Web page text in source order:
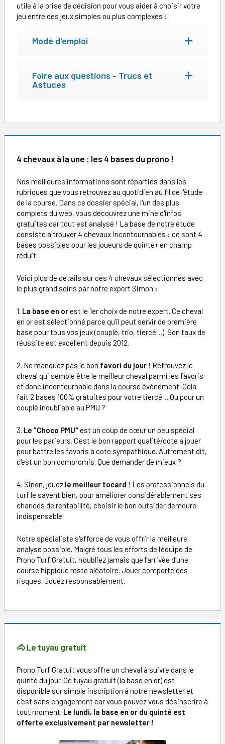
utile à la prise de décision pour vous aider à choisir votre
jeu entre des jeux simples ou plus complexes :
Mode d'emploi
Foire aux questions - Trucs et
Astuces
4 chevaux à la une : les 4 bases du prono !
Nos meilleures informations sont réparties dans les
rubriques que vous retrouvez au quotidien au fil de l'étude
de la course. Dans ce dossier spécial, l'un des plus
complets du web, vous découvrez une mine d'infos
gratuites car tout est analysé ! La base de notre étude
consiste à trouver 4 chevaux incontournables : ce sont 4
bases possibles pour les joueurs de quinté+ en champ
réduit.
Voici plus de détails sur ces 4 chevaux sélectionnés avec
le plus grand soins par notre expert Simon :
1. La base en orest le 1er choix de notre expert. Ce cheval
en or est sélectionné parce qu'il peut servir de première
base pour tous vos jeux (couplé, trio, tiercé…). Son taux de
réussite est excellent depuis 2012.
2. Ne manquez pas le bon favori du jour ! Retrouvez le
cheval qui semble être le meilleur cheval parmi les favoris
et donc incontournable dans la course événement. Cela
fait 2 bases 100% gratuites pour votre tiercé… Ou pour un
couplé inoubliable au PMU ?
3. Le "Choco PMU" est un coup de cœur un peu spécial
pour les parieurs. C'est le bon rapport qualité/cote à jouer
pour battre les favoris à cote sympathique. Autrement dit,
c'est un bon compromis. Que demander de mieux ?
4. Sinon, jouez le meilleur tocard ! Les professionnels du
turf le savent bien, pour améliorer considérablement ses
chances de rentabilité, choisir le bon outsider demeure
indispensable.
Notre spécialiste s'efforce de vous offrir la meilleure
analyse possible. Malgré tous les efforts de l'équipe de
Prono Turf Gratuit, n'oubliez jamais que l'arrivée d'une
course hippique reste aléatoire. Jouer comporte des
risques. Jouez responsablement.
🐴 Le tuyau gratuit
Prono Turf Gratuit vous offre un cheval à suivre dans le
quinté du jour. Ce tuyau gratuit (la base en or) est
disponible sur simple inscription à notre newsletter et
c'est sans engagement car vous pouvez vous désinscrire à
tout moment. Le lundi, la base en or du quinté est
offerte exclusivement par newsletter !